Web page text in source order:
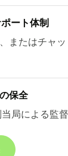
ート体制
またはチャ
保全
局による監